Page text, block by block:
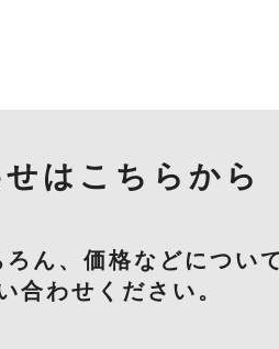
はこちらから
ん、価格などについ
合わせください。